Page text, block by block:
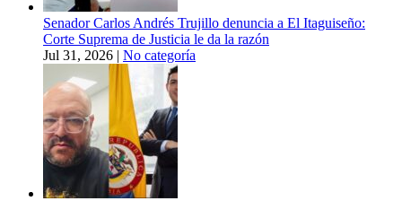
Senador Carlos Andrés Trujillo denuncia a El Itaguiseño:
Corte Suprema de Justicia le da la razón
Jul 31, 2026 | No categoría